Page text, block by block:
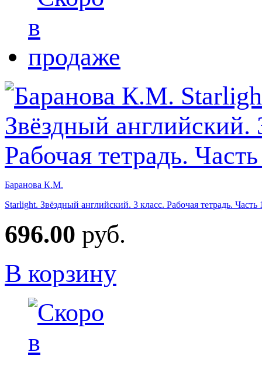
Баранова К.М.
Starlight. Звёздный английский. 3 класс. Рабочая тетрадь.
696.00 руб.
В корзину